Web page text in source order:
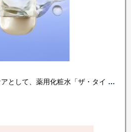
として、薬用化粧水「ザ・タイ …